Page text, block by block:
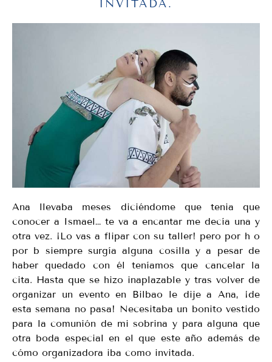
INVITADA.
Ana llevaba meses diciéndome que tenia que
conocer a Ismael… te va a encantar me decía una y
otra vez. ¡Lo vas a flipar con su taller! pero por h o
por b siempre surgía alguna cosilla y a pesar de
haber quedado con él teníamos que cancelar la
cita. Hasta que se hizo inaplazable y tras volver de
organizar un evento en Bilbao le dije a Ana, ¡de
esta semana no pasa! Necesitaba un bonito vestido
para la comunión de mi sobrina y para alguna que
otra boda especial en el que este año además de
cómo organizadora iba como invitada.